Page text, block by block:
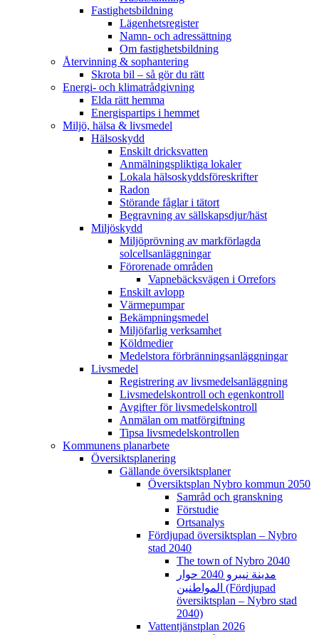
Fastighetsbildning
Lägenhetsregister
Namn- och adressättning
Om fastighetsbildning
Återvinning & sophantering
Skrota bil – så gör du rätt
Energi- och klimatrådgivning
Elda rätt hemma
Energispartips i hemmet
Miljö, hälsa & livsmedel
Hälsoskydd
Enskilt dricksvatten
Anmälningspliktiga lokaler
Lokala hälsoskyddsföreskrifter
Radon
Störande fåglar i tätort
Begravning av sällskapsdjur/häst
Miljöskydd
Miljöprövning av markförlagda
solcellsanläggningar
Förorenade områden
Vapnebäcksvägen i Orrefors
Enskilt avlopp
Värmepumpar
Bekämpningsmedel
Miljöfarlig verksamhet
Köldmedier
Medelstora förbränningsanläggningar
Livsmedel
Registrering av livsmedelsanläggning
Livsmedelskontroll och egenkontroll
Avgifter för livsmedelskontroll
Anmälan om matförgiftning
Tipsa livsmedelskontrollen
Kommunens planarbete
Översiktsplanering
Gällande översiktsplaner
Översiktsplan Nybro kommun 2050
Samråd och granskning
Förstudie
Ortsanalys
Fördjupad översiktsplan – Nybro
stad 2040
The town of Nybro 2040
مدينة نيبرو 2040 حوار
المواطنين (Fördjupad
översiktsplan – Nybro stad
2040)
Vattentjänstplan 2026